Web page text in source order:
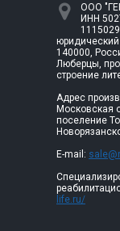
ООО
ИНН
140000,
Люберцы,
строение
Адрес
Московская
поселение
E-mail:
life.ru/